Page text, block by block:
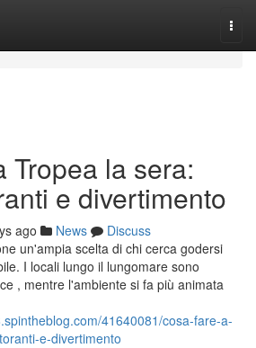
Tropea la sera:
e divertimento
ago News
Discuss
un'ampia scelta di chi cerca godersi
I locali lungo il lungomare sono
, mentre l'ambiente si fa più animata
41640081/cosa-fare-a-
e-divertimento